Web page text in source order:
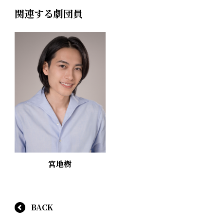
関連する劇団員
宮地樹
BACK